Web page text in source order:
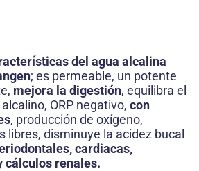
del agua alcalina
; es permeable, un potente
mejora la digestión, equilibra el
ORP negativo, con
, producción de oxígeno,
libres, disminuye la acidez bucal
cardiacas,
cálculos renales.